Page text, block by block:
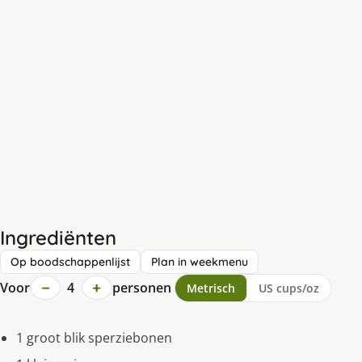
Ingrediënten
Op boodschappenlijst Plan in weekmenu
Voor − 4 + personen Metrisch US cups/oz
1 groot blik sperziebonen